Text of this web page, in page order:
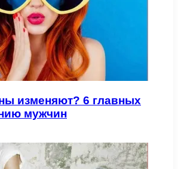
изменяют? 6 главных
мужчин